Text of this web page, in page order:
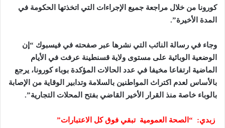
كورونا من خلال مراجعة جميع الإجراءات التي اتخذتها الحكومة في
المدة الأخيرة”.
وجاء في رسالة النائب التي نشرها عبر صفحته في فيسبوك “إن
الوضعية الوبائية على مستوى ولاية قسنطينة عرفت في الأيام
الماضية ارتفاعا مخيفا في عدد الحالات المؤكدة بوباء كورونا، يرجع
بالأساس لعدم اكتراث المواطنين بالسلامة وتدابير الوقاية من الإصابة
بالوباء خاصة منذ القرار الأخير القاضي بفتح المحلات التجارية”.
زبدي: “الصحة العمومية تبقي فوق كل الاعتبارات”